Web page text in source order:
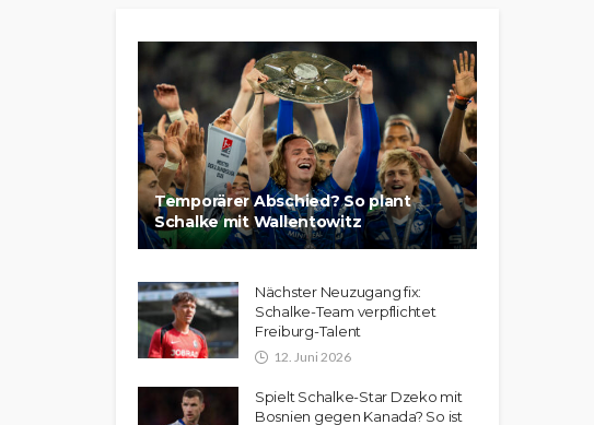
Temporärer Abschied? So plant
Schalke mit Wallentowitz
Nächster Neuzugang fix:
Schalke-Team verpflichtet
Freiburg-Talent
12. Juni 2026
Spielt Schalke-Star Dzeko mit
Bosnien gegen Kanada? So ist